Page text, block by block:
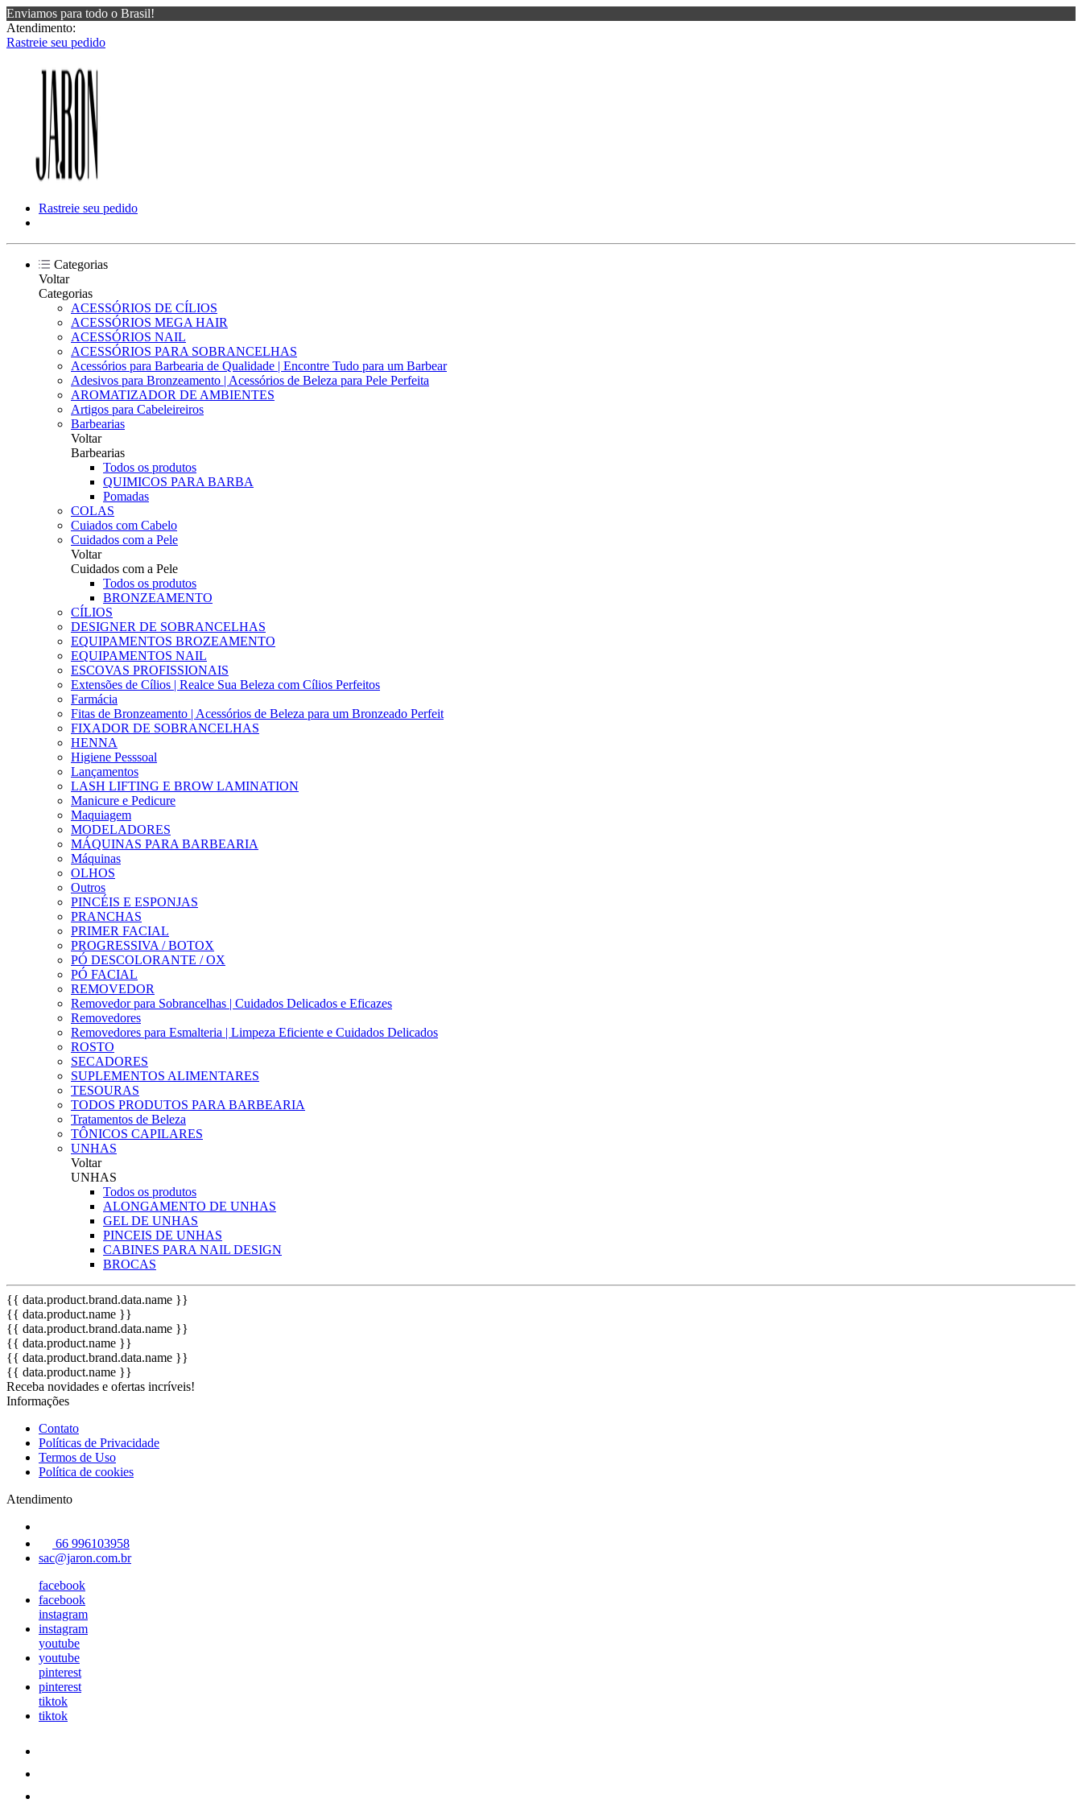
Enviamos para todo o Brasil!
Atendimento:
Rastreie seu pedido
Rastreie seu pedido
Categorias
Voltar
Categorias
ACESSÓRIOS DE CÍLIOS
ACESSÓRIOS MEGA HAIR
ACESSÓRIOS NAIL
ACESSÓRIOS PARA SOBRANCELHAS
Acessórios para Barbearia de Qualidade | Encontre Tudo para um Barbear
Adesivos para Bronzeamento | Acessórios de Beleza para Pele Perfeita
AROMATIZADOR DE AMBIENTES
Artigos para Cabeleireiros
Barbearias
Voltar
Barbearias
Todos os produtos
QUIMICOS PARA BARBA
Pomadas
COLAS
Cuiados com Cabelo
Cuidados com a Pele
Voltar
Cuidados com a Pele
Todos os produtos
BRONZEAMENTO
CÍLIOS
DESIGNER DE SOBRANCELHAS
EQUIPAMENTOS BROZEAMENTO
EQUIPAMENTOS NAIL
ESCOVAS PROFISSIONAIS
Extensões de Cílios | Realce Sua Beleza com Cílios Perfeitos
Farmácia
Fitas de Bronzeamento | Acessórios de Beleza para um Bronzeado Perfeit
FIXADOR DE SOBRANCELHAS
HENNA
Higiene Pesssoal
Lançamentos
LASH LIFTING E BROW LAMINATION
Manicure e Pedicure
Maquiagem
MODELADORES
MÁQUINAS PARA BARBEARIA
Máquinas
OLHOS
Outros
PINCÉIS E ESPONJAS
PRANCHAS
PRIMER FACIAL
PROGRESSIVA / BOTOX
PÓ DESCOLORANTE / OX
PÓ FACIAL
REMOVEDOR
Removedor para Sobrancelhas | Cuidados Delicados e Eficazes
Removedores
Removedores para Esmalteria | Limpeza Eficiente e Cuidados Delicados
ROSTO
SECADORES
SUPLEMENTOS ALIMENTARES
TESOURAS
TODOS PRODUTOS PARA BARBEARIA
Tratamentos de Beleza
TÔNICOS CAPILARES
UNHAS
Voltar
UNHAS
Todos os produtos
ALONGAMENTO DE UNHAS
GEL DE UNHAS
PINCEIS DE UNHAS
CABINES PARA NAIL DESIGN
BROCAS
{{ data.product.brand.data.name }}
{{ data.product.name }}
{{ data.product.brand.data.name }}
{{ data.product.name }}
{{ data.product.brand.data.name }}
{{ data.product.name }}
Receba novidades e ofertas incríveis!
Informações
Contato
Políticas de Privacidade
Termos de Uso
Política de cookies
Atendimento
66 996103958
sac@jaron.com.br
facebook
facebook
instagram
instagram
youtube
youtube
pinterest
pinterest
tiktok
tiktok